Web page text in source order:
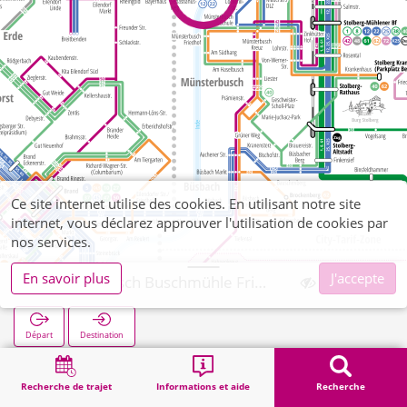
Recherche de trajet Informations et aide Recherche
Départ Destination
Démarrage Recherche Münsterbusch Buschmühle Friedhof
Ce site internet utilise des cookies. En utilisant notre site
internet, vous déclarez approuver l'utilisation de cookies par
nos services.
En savoir plus
J'accepte